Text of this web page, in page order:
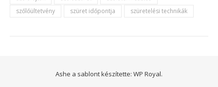
szőlőültetvény
szüret időpontja szüretelési technikák
Ashe a sablont készítette: WP Royal.